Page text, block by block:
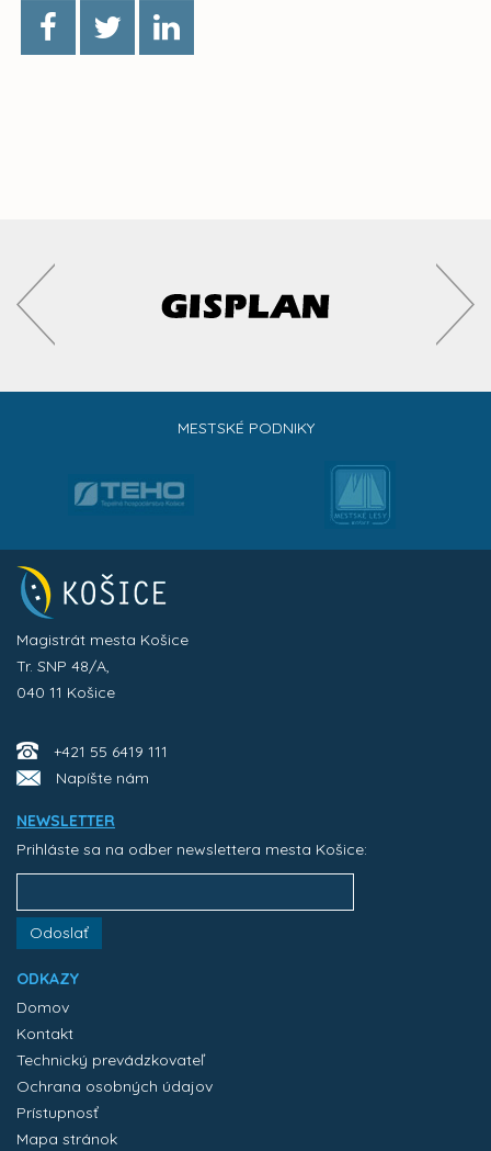
MESTSKÉ PODNIKY
Magistrát mesta Košice
Tr. SNP 48/A,
040 11 Košice
+421 55 6419 111
Napíšte nám
NEWSLETTER
Prihláste sa na odber newslettera mesta Košice:
Odoslať
ODKAZY
Domov
Kontakt
Technický prevádzkovateľ
Ochrana osobných údajov
Prístupnosť
Mapa stránok